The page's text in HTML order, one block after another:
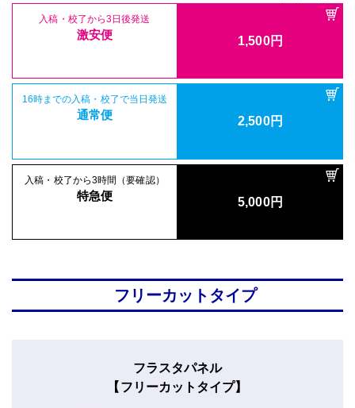
入稿・校了から3日後発送
激安便 1,500円
16時までの入稿・校了で当日発送
通常便 2,500円
入稿・校了から3時間（要確認）
特急便 5,000円
フリーカットタイプ
フラスタパネル
【フリーカットタイプ】